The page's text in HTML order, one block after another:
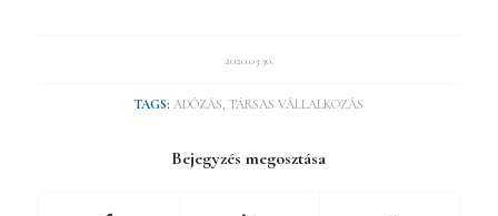
2020.03.30.
TAGS: ADÓZÁS, TÁRSAS VÁLLALKOZÁS
Bejegyzés megosztása